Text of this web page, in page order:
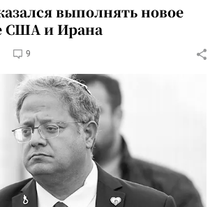
выполнять новое
США и Ирана
9